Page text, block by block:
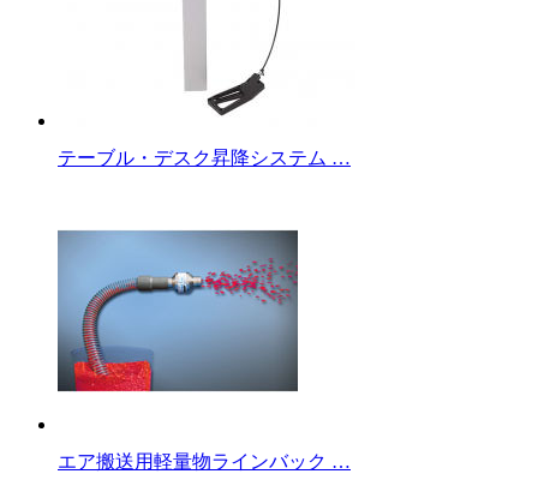
テーブル・デスク昇降システム …
エア搬送用軽量物ラインバック …